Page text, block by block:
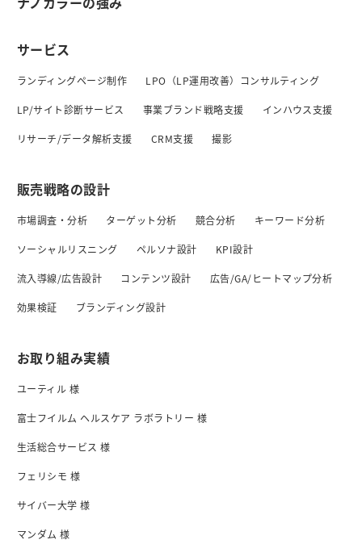
サービス
ランディングページ制作 LPO（LP運用改善）コンサルティング
LP/サイト診断サービス 事業ブランド戦略支援 インハウス支援
リサーチ/データ解析支援 CRM支援 撮影
販売戦略の設計
市場調査・分析 ターゲット分析 競合分析 キーワード分析
ソーシャルリスニング ペルソナ設計 KPI設計
流入導線/広告設計 コンテンツ設計 広告/GA/ヒートマップ分析
効果検証 ブランディング設計
お取り組み実績
ユーティル 様
富士フイルム ヘルスケア ラボラトリー 様
生活総合サービス 様
フェリシモ 様
サイバー大学 様
マンダム 様